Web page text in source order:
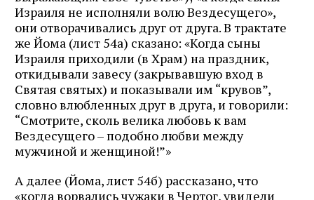
Израиля не исполняли волю Вездесущего»,
они отворачивались друг от друга. В трактате
же Йома (лист 54а) сказано: «Когда сыны
Израиля приходили (в Храм) на праздник,
откидывали завесу (закрывавшую вход в
Святая святых) и показывали им “крувов”,
словно влюбленных друг в друга, и говорили:
“Смотрите, сколь велика любовь к вам
Вездесущего – подобно любви между
мужчиной и женщиной!”»
А далее (Йома, лист 54б) рассказано, что
«когда ворвались чужаки в Чертог, увидели